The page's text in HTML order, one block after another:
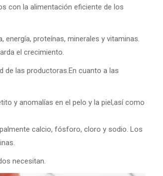
con la alimentación eficiente de los
proteínas, minerales y vitaminas.
el crecimiento.
de las productoras.En cuanto a las
y anomalías en el pelo y la piel,así como
calcio, fósforo, cloro y sodio. Los
necesitan.